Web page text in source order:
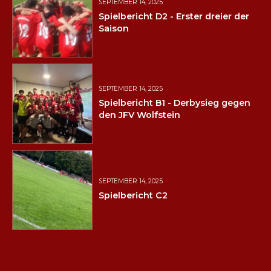
SEPTEMBER 14, 2025
Spielbericht D2 - Erster dreier der
Saison
SEPTEMBER 14, 2025
Spielbericht B1 - Derbysieg gegen
den JFV Wolfstein
SEPTEMBER 14, 2025
Spielbericht C2